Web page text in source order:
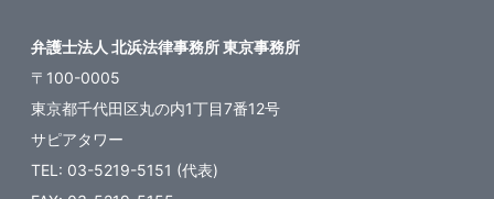
弁護士法人 北浜法律事務所 東京事務所
〒100-0005
東京都千代田区丸の内1丁目7番12号
サピアタワー
TEL: 03-5219-5151 (代表)